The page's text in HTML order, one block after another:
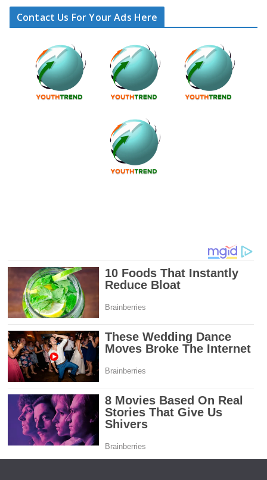
Contact Us For Your Ads Here